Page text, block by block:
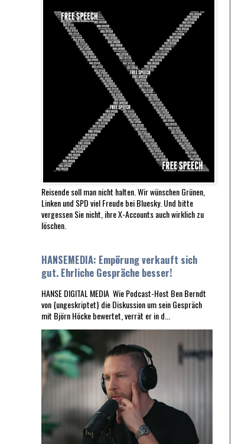
Reisende soll man nicht halten. Wir wünschen Grünen,
Linken und SPD viel Freude bei Bluesky. Und bitte
vergessen Sie nicht, ihre X-Accounts auch wirklich zu
löschen.
HANSEMEDIA: Empörung verkauft sich
gut. Ehrliche Gespräche besser!
HANSE DIGITAL MEDIA Wie Podcast-Host Ben Berndt
von {ungeskriptet} die Diskussion um sein Gespräch
mit Björn Höcke bewertet, verrät er in d...